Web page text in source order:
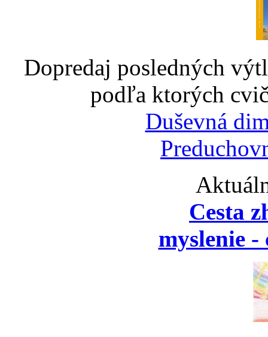
Dopredaj posledných
podľa ktorých
Duševná
Cesta
myslenie